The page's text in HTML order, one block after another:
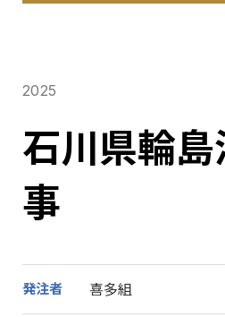
2025
石川県輪
事
発注者 喜多組